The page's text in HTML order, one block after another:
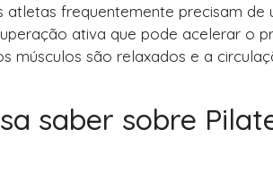
frequentemente precisam de
ativa que pode acelerar o
músculos são relaxados e a
saber sobre